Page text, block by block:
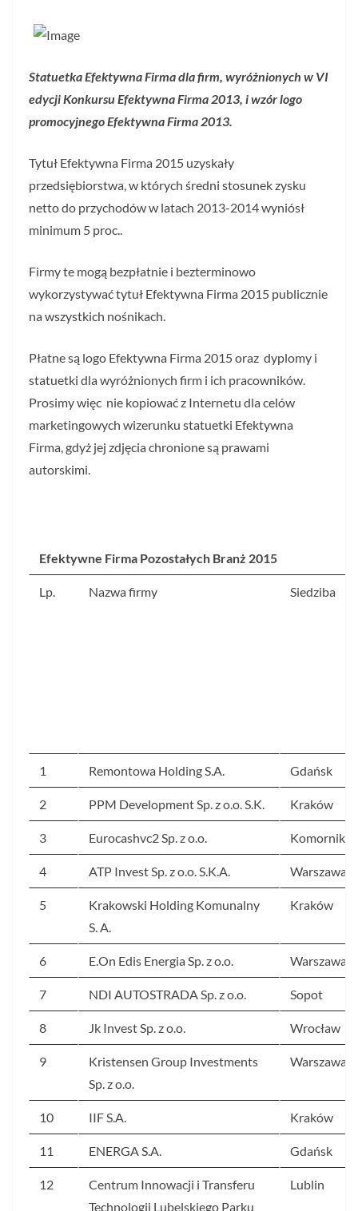
StatuetkaEfektywna Firmadla firm, wyróżnionych w VI
edycji Konkursu Efektywna Firma 2013, i wzór logo
promocyjnegoEfektywna Firma 2013.
Tytuł Efektywna Firma 2015 uzyskały
przedsiębiorstwa, w których średni stosunek zysku
netto do przychodów w latach 2013-2014 wyniósł
minimum 5 proc..
Firmy te mogą bezpłatnie i bezterminowo
wykorzystywać tytuł Efektywna Firma 2015 publicznie
na wszystkich nośnikach.
Płatne są logo Efektywna Firma 2015 oraz dyplomy i
statuetki dla wyróżnionych firm i ich pracowników.
Prosimy więc nie kopiować z Internetu dla celów
marketingowych wizerunku statuetki Efektywna
Firma, gdyż jej zdjęcia chronione są prawami
autorskimi.
Efektywne Firma Pozostałych Branż 2015
Lp. Nazwa firmy Siedziba
1 Remontowa Holding S.A. Gdańsk
2 PPM Development Sp. z o.o. S.K. Kraków
3 Eurocashvc2 Sp. z o.o. Komorniki
4 ATP Invest Sp. z o.o. S.K.A. Warszawa
5
Krakowski Holding Komunalny
S. A.
Kraków
6 E.On Edis Energia Sp. z o.o. Warszawa
7 NDI AUTOSTRADA Sp. z o.o. Sopot
8 Jk Invest Sp. z o.o. Wrocław
9
Kristensen Group Investments
Sp. z o.o.
Warszawa
10 IIF S.A. Kraków
11 ENERGA S.A. Gdańsk
12
Centrum Innowacji i Transferu
Technologii Lubelskiego Parku
Lublin